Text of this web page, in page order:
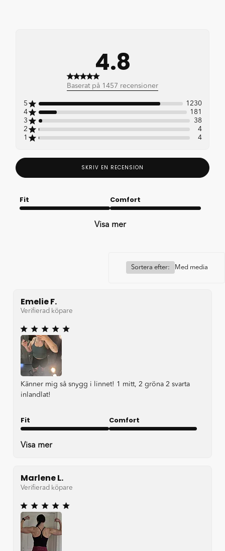
4.8
4.8 out of 5 stars 1457
Baserat på 1457 recensioner
5
1230
4
181
3
38
2
4
1
4
SKRIV EN RECENSION
Fit Comfort
Visa mer
Sortera efter: Med media
Emelie F.
Verifierad köpare
Känner mig så snygg i linnet! 1 mitt, 2 gröna 2 svarta
inlandlat!
Fit Comfort
Visa mer
Marlene L.
Verifierad köpare